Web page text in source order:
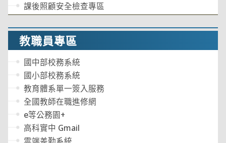
課後照顧安全檢查專區
教職員專區
國中部校務系統
國小部校務系統
教育體系單一簽入服務
全國教師在職進修網
e等公務園+
高科實中 Gmail